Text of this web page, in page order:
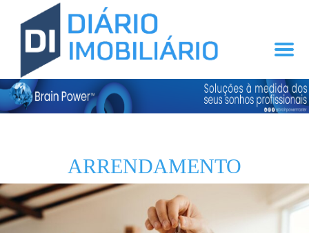
ARRENDAMENTO